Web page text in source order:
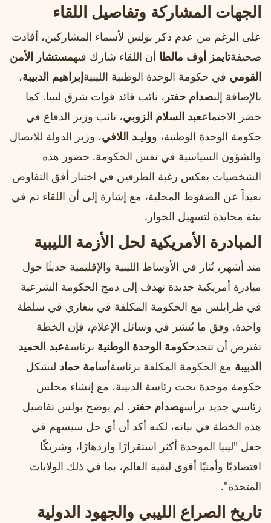
الجهات المشاركة وتفاصيل اللقاء
على الرغم من عدم ذكر بولس لأسماء المشاركين، أفادت
صحيفةتايمز أوف مالطا أن اللقاء شارك فيهمستشار الأمن
القومي في حكومة الوحدة الوطنية الليبيةإبراهيم الدبيبة،
بالإضافة إلىصدام حفتر ، نائب قائد قوات شرق ليبيا. كما
حضر الاجتماععبد السلام الزوبي، نائب وزير الدفاع في
حكومة الوحدة الوطنية، ووليـد اللافي، وزير الدولة للاتصال
والشؤون السياسية في نفس الحكومة. حضور هذه
الشخصيات يعكس رغبة الطرفين في اختبار أفق التفاوض
بعيداً عن الضغوط المحلية، مع إشارة إلى أن اللقاء تم في
بيئة محايدة لتسهيل الحوار.
المبادرة الأمريكية لحل الأزمة الليبية
منذ أشهر، تُثار في الأوساط الليبية والإقليمية حديثًا حول
مبادرة أمريكية جديدة تهدف إلى دمج الحكومة الشرعية
في طرابلس مع الحكومة المكلفة في بنغازي في سلطة
واحدة. وفق ما يُنشر في وسائل الإعلام، فإن الخطة
تفترض أن تتحدحكومة الوحدة الوطنية برئاسةعبد الحميد
الدبيبة مع الحكومة المكلفة برئاسةأسامة حماد لتشكل
حكومة موحدة تحت رئاسة الدبيبة، مع إنشاء مجلس
رئاسي جديد يرأسهصدام حفتر . لم يوضح بولس تفاصيل
هذه الخطة في بيانه، لكنه أكد أن أي حل سيسهم في
جعل "ليبيا الموحدة أكثر استقرارًا وازدهارًا، وشريكًا
اقتصاديًا وأمنيًا أقوى لبقية العالم، بما في ذلك الولايات
المتحدة".
تاريخ الصراع الليبي والجهود الدولية